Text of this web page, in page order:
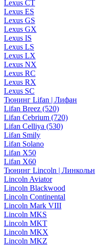
Lexus CT
Lexus ES
Lexus GS
Lexus GX
Lexus IS
Lexus LS
Lexus LX
Lexus NX
Lexus RC
Lexus RX
Lexus SC
Тюнинг Lifan | Лифан
Lifan Breez (520)
Lifan Cebrium (720)
Lifan Celliya (530)
Lifan Smily
Lifan Solano
Lifan X50
Lifan X60
Тюнинг Lincoln | Линкольн
Lincoln Aviator
Lincoln Blackwood
Lincoln Continental
Lincoln Mark VIII
Lincoln MKS
Lincoln MKT
Lincoln MKX
Lincoln MKZ